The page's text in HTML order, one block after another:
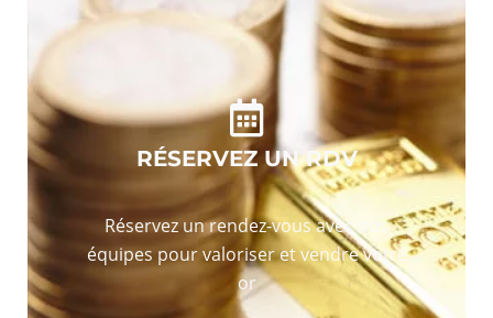
RÉSERVEZ UN RDV
Réservez un rendez-vous avec nos
équipes pour valoriser et vendre votre
or